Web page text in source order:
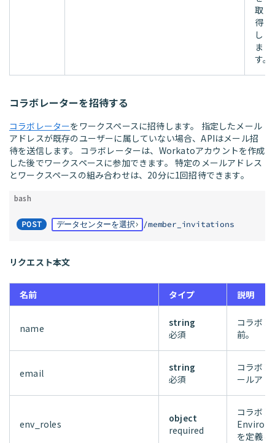
取
得
し
ま
す。
コラボレーターを招待する
コラボレーターをワークスペースに招待します。 指定したメール
アドレスが既存のユーザーに属していない場合、APIはメール招
待を送信します。 コラボレーターは、Workatoアカウントを作成
した後でワークスペースに参加できます。 特定のメールアドレス
とワークスペースの組み合わせは、20分に1回招待できます。
bash
POST データセンターを選択 /member_invitations
リクエスト本文
名前 タイプ 説明
name
string
必須
コラボレ
前。
email
string
必須
コラボレ
ールアド
env_roles
object
required
コラボレ
を定義し